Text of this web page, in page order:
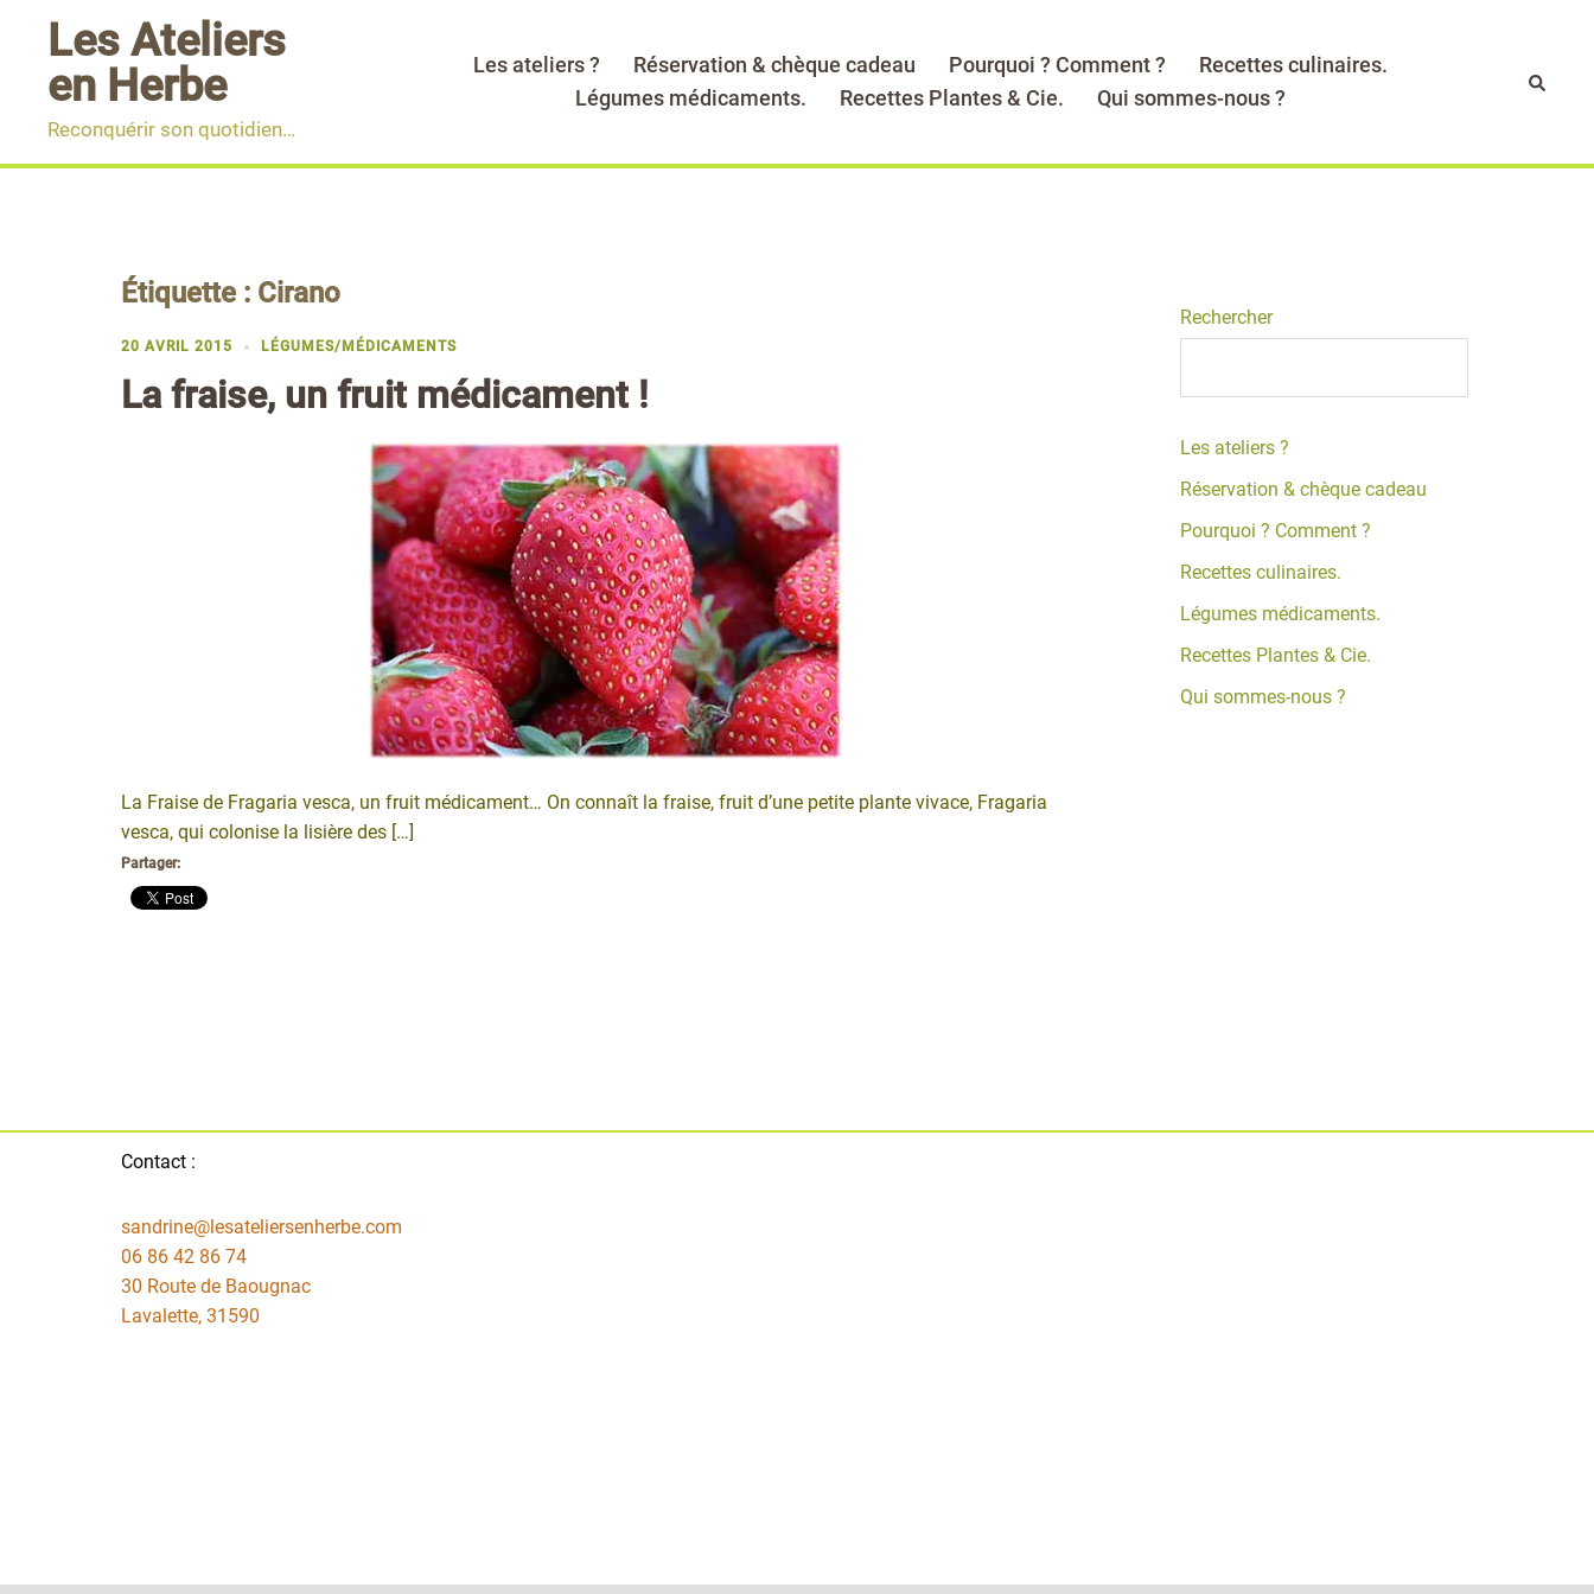
contenu
Les Ateliers
en Herbe
Reconquérir son quotidien…
Les ateliers ? Réservation & chèque cadeau Pourquoi ? Comment ?
Recettes culinaires.
Légumes médicaments.
Recettes Plantes & Cie. Qui sommes-nous ?
Étiquette : Cirano
20 AVRIL 2015 LÉGUMES/MÉDICAMENTS
La fraise, un fruit médicament !
La Fraise de Fragaria vesca, un fruit médicament… On connaît la fraise, fruit d’une petite plante vivace, Fragaria
vesca, qui colonise la lisière des […]
Partager:
Rechercher
Les ateliers ?
Réservation & chèque cadeau
Pourquoi ? Comment ?
Recettes culinaires.
Légumes médicaments.
Recettes Plantes & Cie.
Qui sommes-nous ?
Contact :
sandrine@lesateliersenherbe.com
06 86 42 86 74
30 Route de Baougnac
Lavalette, 31590